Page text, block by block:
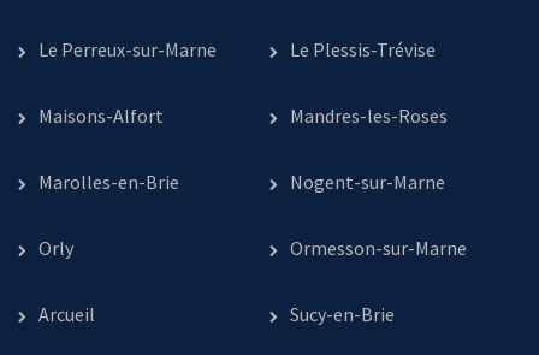
Le Perreux-sur-Marne Le Plessis-Trévise
Maisons-Alfort Mandres-les-Roses
Marolles-en-Brie Nogent-sur-Marne
Orly Ormesson-sur-Marne
Arcueil Sucy-en-Brie